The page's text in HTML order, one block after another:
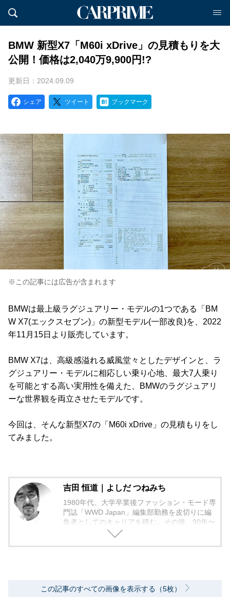
BMW 新型X7「M60i xDrive」の見積もりを大
公開！価格は2,040万9,900円!?
更新日：2024.09.09
シェア ツイート ブックマーク
※この記事には広告が含まれます
BMWは最上級ラグジュアリー・モデルの1つである「BM
W X7(エックスセブン)」の新型モデル(一部改良)を、2022
年11月15日より販売しています。
BMW X7は、高級感溢れる威風堂々としたデザインと、ラ
グジュアリー・モデルに相応しい乗り心地、最大7人乗り
を可能とする高い実用性を備えた、BMWのラグジュアリ
ーな世界観を両立させたモデルです。
今回は、そんな新型X7の「M60i xDrive」の見積もりをし
てみました。
吉田 恒道｜よしだ つねみち
1980年代、大学卒業後ファッション・モード専
門誌「WWD Japan」編集部勤務を皮切りに編
集者としてのキャリアを積む。その後、90年〜
2000年代、中堅出版社ダイヤモンド社の自動車
この記事のすべての画像を表示する（5枚）